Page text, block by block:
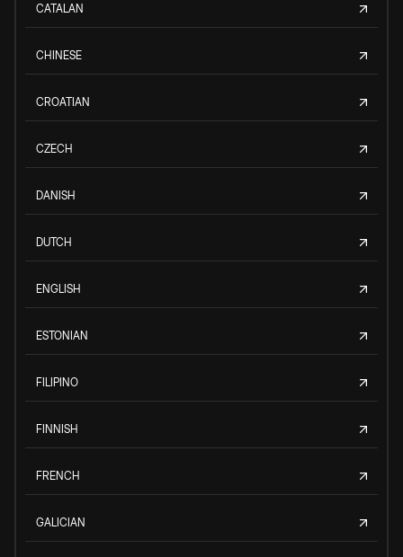
CATALAN
CHINESE
CROATIAN
CZECH
DANISH
DUTCH
ENGLISH
ESTONIAN
FILIPINO
FINNISH
FRENCH
GALICIAN